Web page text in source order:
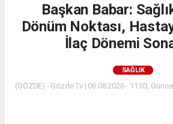
Başkan Babar:
Dönüm Noktası,
İlaç Dönemi
SAĞLIK
(GÖZDE) - Gözde Tv | 06.08.2026 - 11:03,